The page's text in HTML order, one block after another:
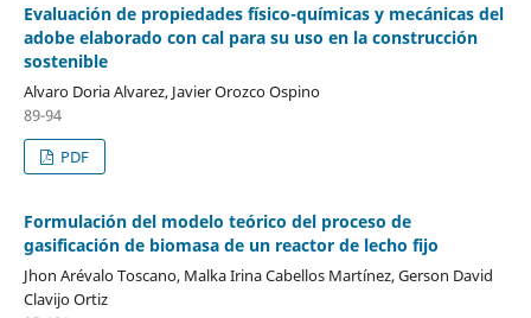
Evaluación de propiedades físico-químicas y mecánicas del
adobe elaborado con cal para su uso en la construcción
sostenible
Alvaro Doria Alvarez, Javier Orozco Ospino
89-94
PDF
Formulación del modelo teórico del proceso de
gasificación de biomasa de un reactor de lecho fijo
Jhon Arévalo Toscano, Malka Irina Cabellos Martínez, Gerson David
Clavijo Ortiz